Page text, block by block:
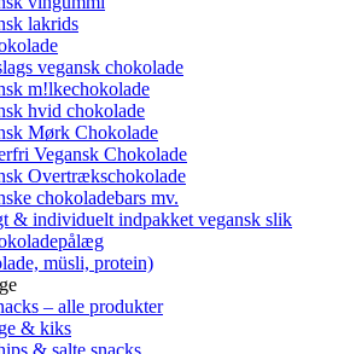
lakrids
vegansk chokolade
m!lkechokolade
hvid chokolade
Mørk Chokolade
Vegansk Chokolade
Overtrækschokolade
chokoladebars mv.
& individuelt indpakket vegansk slik
müsli, protein)
– alle produkter
& kiks
& salte snacks